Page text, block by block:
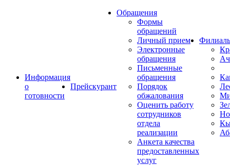
Информация
о
готовности
Прейскурант
Обращения
Формы
обращений
Личный прием
Электронные
обращения
Письменные
обращения
Порядок
обжалования
Оценить работу
сотрудников
отдела
реализации
Анкета качества
предоставленных
услуг